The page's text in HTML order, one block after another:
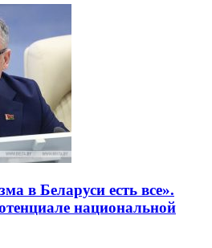
в Беларуси есть все».
национальной